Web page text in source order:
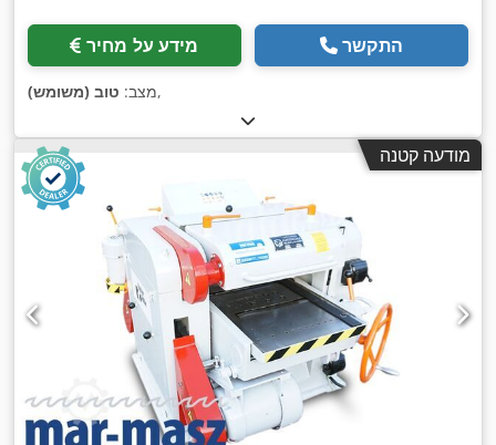
מידע על מחיר התקשר
מצב: טוב (משומש) ,
מודעה קטנה